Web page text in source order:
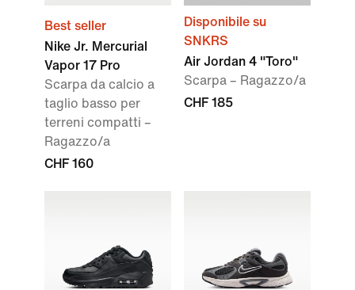
Best seller
Nike Jr. Mercurial
Vapor 17 Pro
Scarpa da calcio a
taglio basso per
terreni compatti –
Ragazzo/a
CHF 160
Disponibile su
SNKRS
Air Jordan 4 "Toro"
Scarpa – Ragazzo/a
CHF 185